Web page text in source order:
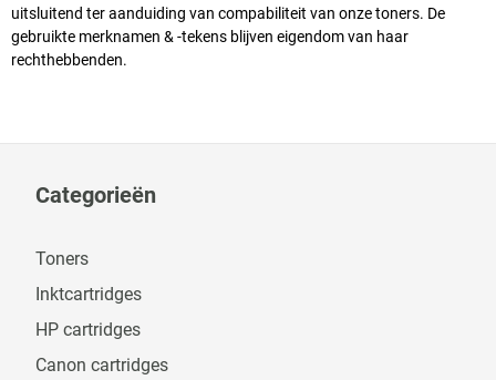
uitsluitend ter aanduiding van compabiliteit van onze toners. De
gebruikte merknamen & -tekens blijven eigendom van haar
rechthebbenden.
Categorieën
Toners
Inktcartridges
HP cartridges
Canon cartridges